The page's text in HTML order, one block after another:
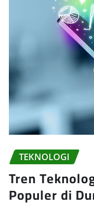
TEKNOLOGI
Tren
Populer di